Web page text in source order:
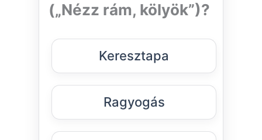
(„Nézz rám, kölyök”)?
Keresztapa
Ragyogás